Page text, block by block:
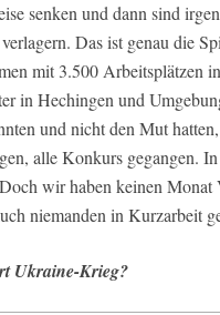
senken und dann sind
Das ist genau die
mit 3.500 Arbeitsplätzen
in Hechingen und
und nicht den Mut
alle Konkurs gegangen.
wir haben keinen Monat
niemanden in Kurzarbeit
Ukraine-Krieg?